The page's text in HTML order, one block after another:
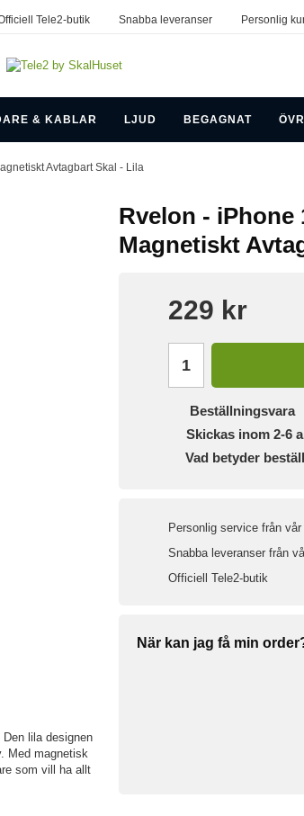
Tele2-butik Snabba leveranser Personlig
& KABLAR LJUD BEGAGNAT
Avtagbart Skal - Lila
Rvelon - iPhone
Magnetiskt
229 kr
Beställningsvara
Skickas inom 2-6
Vad betyder
Personlig service från
Snabba leveranser från
Officiell Tele2-butik
När kan jag få min
lila designen
Med magnetisk
som vill ha allt